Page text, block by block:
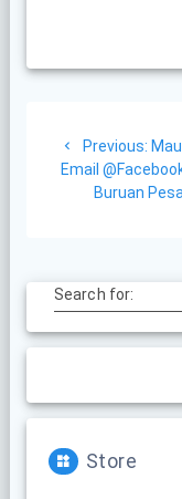
Previous:
Email
Buruan
Search for:
Store